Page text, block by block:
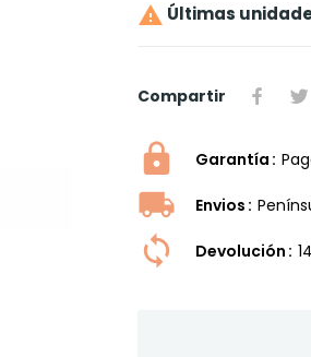
 Últimas
Compartir
Garantía
Envios
Devolución